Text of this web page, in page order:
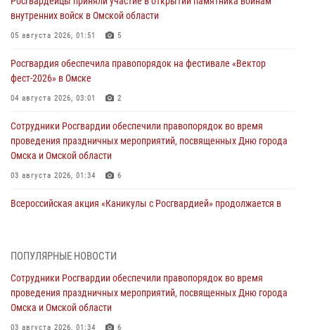
внутренних войск в Омской области
05 августа 2026, 01:51 5
Росгвардия обеспечила правопорядок на фестивале «Вектор
фест-2026» в Омске
04 августа 2026, 03:01 2
Сотрудники Росгвардии обеспечили правопорядок во время
проведения праздничных мероприятий, посвященных Дню города
Омска и Омской области
03 августа 2026, 01:34 6
Всероссийская акция «Каникулы с Росгвардией» продолжается в
тренировка по управлению беспилотниками (видео)
30 июля 2026, 04:39 2
ПОПУЛЯРНЫЕ НОВОСТИ
Сотрудники Росгвардии обеспечили правопорядок во время
проведения праздничных мероприятий, посвященных Дню города
Омска и Омской области
03 августа 2026, 01:34 6